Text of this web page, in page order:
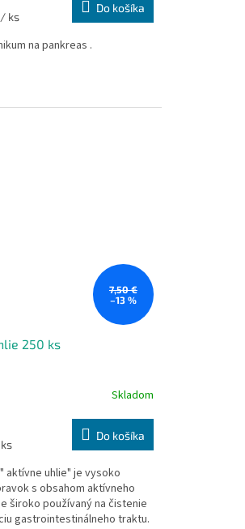
/ ks
Do košíka
na pankreas .
7,50 €
–13 %
250 ks
Skladom
Do košíka
aktívne uhlie" je vysoko
s obsahom aktívneho
široko používaný na čistenie
gastrointestinálneho traktu.